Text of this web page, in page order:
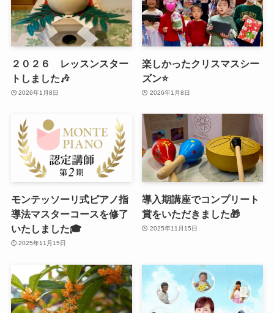
２０２６ レッスンスター
トしました🎶
2026年1月8日
楽しかったクリスマスシー
ズン⭐️
2026年1月8日
モンテッソーリ式ピアノ指
導法マスターコースを修了
いたしました🎓
2025年11月15日
導入期講座でコンプリート
賞をいただきました🎁
2025年11月15日